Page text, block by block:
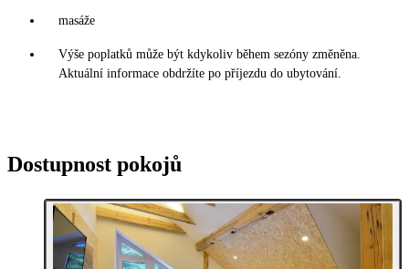
masáže
Výše poplatků může být kdykoliv během sezóny změněna.
Aktuální informace obdržíte po příjezdu do ubytování.
Dostupnost pokojů